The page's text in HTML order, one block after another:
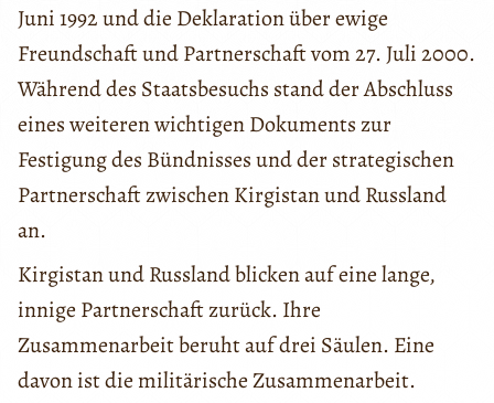
Juni 1992 und die Deklaration über ewige
Freundschaft und Partnerschaft vom 27. Juli 2000.
Während des Staatsbesuchs stand der Abschluss
eines weiteren wichtigen Dokuments zur
Festigung des Bündnisses und der strategischen
Partnerschaft zwischen Kirgistan und Russland
an.
Kirgistan und Russland blicken auf eine lange,
innige Partnerschaft zurück. Ihre
Zusammenarbeit beruht auf drei Säulen. Eine
davon ist die militärische Zusammenarbeit.